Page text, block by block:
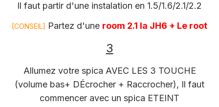
Il faut partir d'une instalation en 1.5/1.6/2.1/2.2
[CONSEIL] Partez d'une room 2.1 la JH6 + Le root
3
Allumez votre spica AVEC LES 3 TOUCHE
(volume bas+ DÉcrocher + Raccrocher), Il faut
commencer avec un spica ETEINT